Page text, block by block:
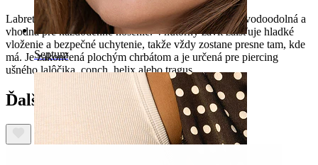
Septum
Labreta je vyrobená z titánu, takže je hypoalergénna, vodoodolná a
vhodná pre každodenné nosenie. Vnútorný závit zaisťuje hladké
vloženie a bezpečné uchytenie, takže vždy zostane presne tam, kde
má. Je zakončená plochým chrbátom a je určená pre piercing
ušného lalôčika, conch, helix alebo tragus.
Ďalší zákazníci si kúpili